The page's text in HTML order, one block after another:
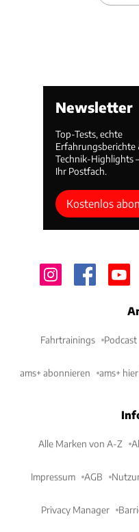
Newsletter
Top-Tests, echte
Erfahrungsberichte
Technik-Highlights
Ihr Postfach.
Kostenlos
Fahrtrainings Podcast
ams+ abonnieren ams+
Alle Marken von A-Z
Impressum AGB
Privacy Manager